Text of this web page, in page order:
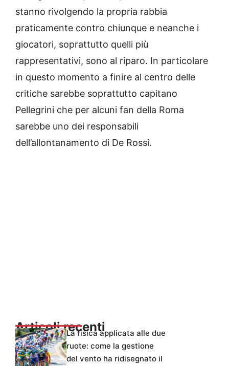
stanno rivolgendo la propria rabbia
praticamente contro chiunque e neanche i
giocatori, soprattutto quelli più
rappresentativi, sono al riparo. In particolare
in questo momento a finire al centro delle
critiche sarebbe soprattutto capitano
Pellegrini che per alcuni fan della Roma
sarebbe uno dei responsabili
dell’allontanamento di De Rossi.
Articoli recentiLa fisica applicata alle due
ruote: come la gestione
del vento ha ridisegnato il